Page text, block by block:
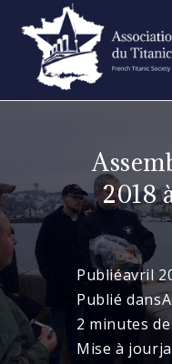
content
2018
Publiéavril
Publié dans
2 minutes
Mise à jour